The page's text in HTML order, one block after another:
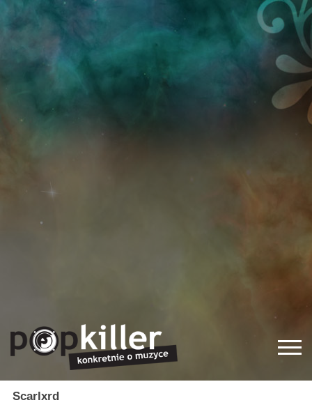
Scarlxrd